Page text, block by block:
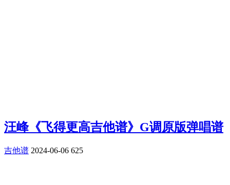
汪峰《飞得更高吉他谱》G调原版弹唱谱
吉他谱 2024-06-06 625